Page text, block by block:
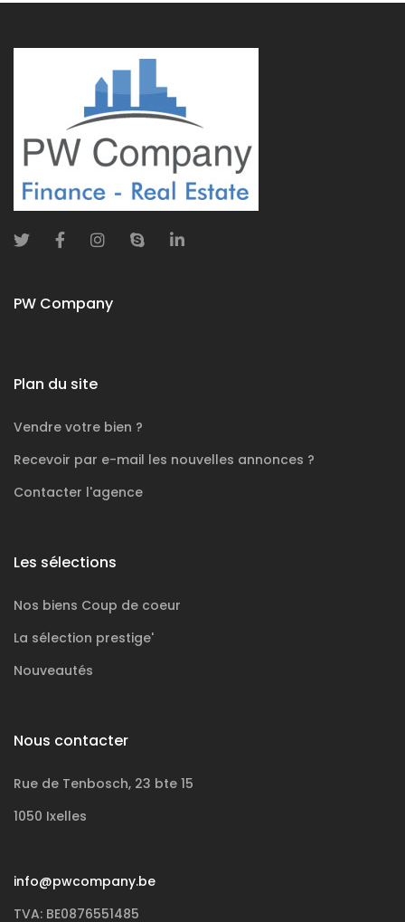
PW Company
Plan du site
Vendre votre bien ?
Recevoir par e-mail les nouvelles annonces ?
Contacter l'agence
Les sélections
Nos biens Coup de coeur
La sélection prestige'
Nouveautés
Nous contacter
Rue de Tenbosch, 23 bte 15
1050 Ixelles
info@pwcompany.be
TVA: BE0876551485